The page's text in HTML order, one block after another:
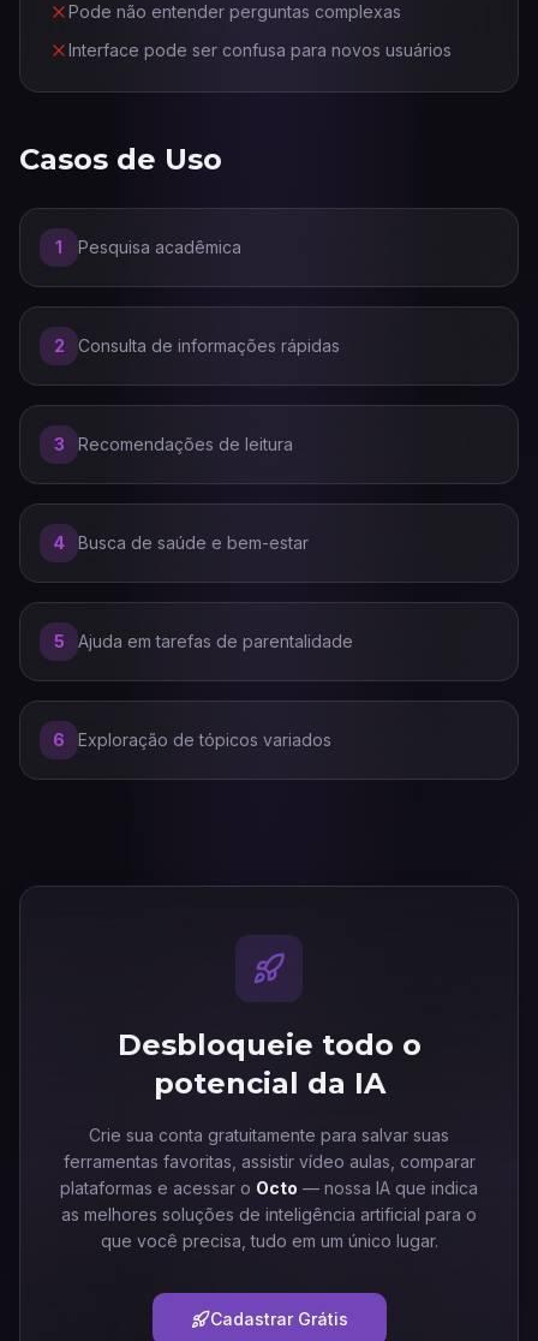
Pode não entender perguntas complexas
Interface pode ser confusa para novos usuários
Casos de Uso
1 Pesquisa acadêmica
2 Consulta de informações rápidas
3 Recomendações de leitura
4 Busca de saúde e bem-estar
5 Ajuda em tarefas de parentalidade
6 Exploração de tópicos variados
Desbloqueie todo o
potencial da IA
Crie sua conta gratuitamente para salvar suas
ferramentas favoritas, assistir vídeo aulas, comparar
plataformas e acessar o Octo — nossa IA que indica
as melhores soluções de inteligência artificial para o
que você precisa, tudo em um único lugar.
Cadastrar Grátis